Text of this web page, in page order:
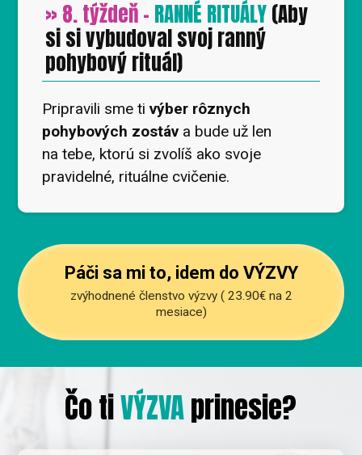
» 8. týždeň - RANNÉ RITUÁLY(Aby
si si vybudoval svoj ranný
pohybový rituál)
Pripravili sme tivýber rôznych
pohybových zostáv a bude už len
na tebe, ktorú si zvolíš ako svoje
pravidelné, rituálne cvičenie.
Páči sa mi to, idem do VÝZVY
zvýhodnené členstvo výzvy ( 23.90€ na 2
mesiace)
Čo tiVÝZVAprinesie?